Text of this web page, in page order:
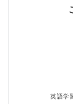
英語学